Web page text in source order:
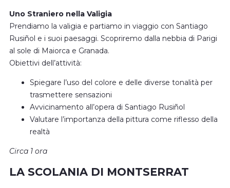
Uno Straniero nella Valigia
Prendiamo la valigia e partiamo in viaggio con Santiago
Rusiñol e i suoi paesaggi. Scopriremo dalla nebbia di Parigi
al sole di Maiorca e Granada.
Obiettivi dell’attività:
Spiegare l’uso del colore e delle diverse tonalità per
trasmettere sensazioni
Avvicinamento all’opera di Santiago Rusiñol
Valutare l’importanza della pittura come riflesso della
realtà
Circa 1 ora
LA SCOLANIA DI MONTSERRAT